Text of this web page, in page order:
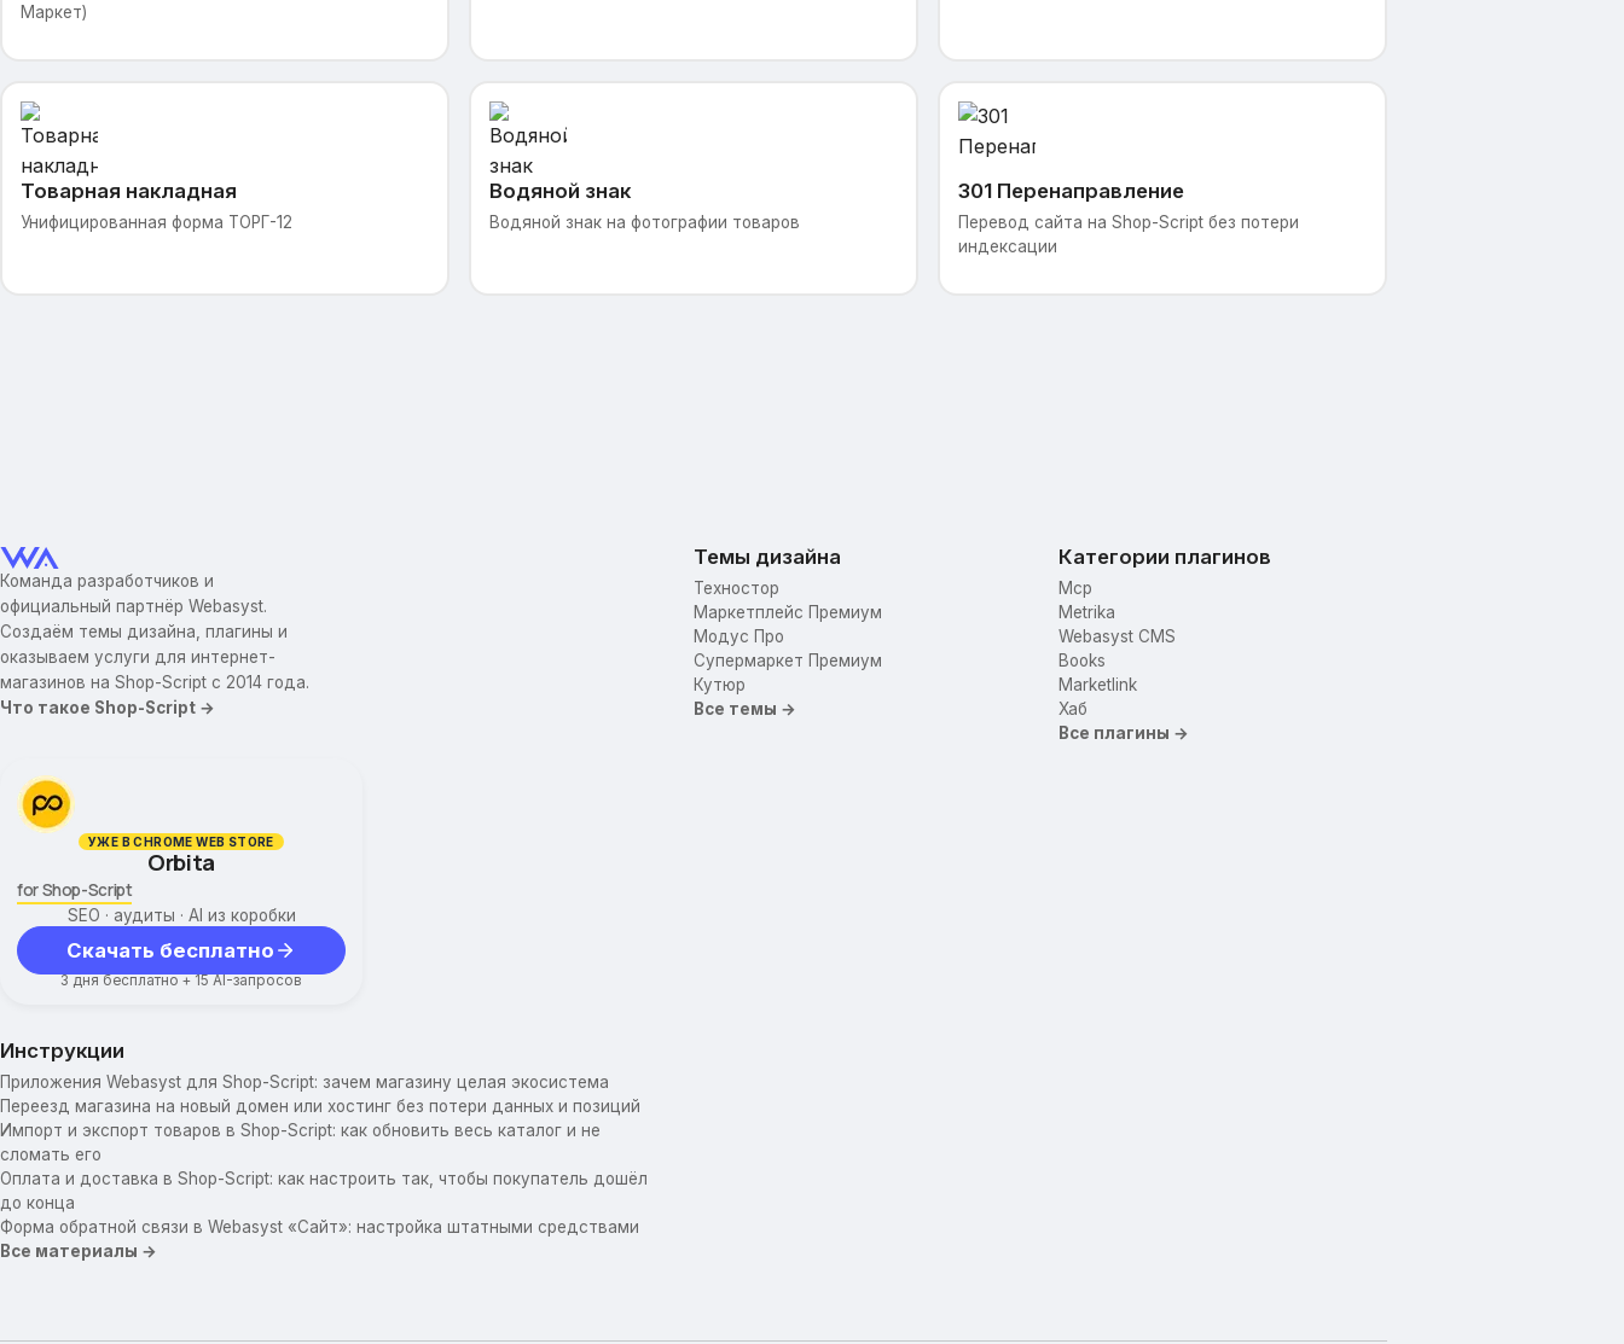
Маркет)
Товарная накладная
Унифицированная форма ТОРГ-12
Водяной знак
Водяной знак на фотографии товаров
301 Перенаправление
Перевод сайта на Shop-Script без потери
индексации
Команда разработчиков и
официальный партнёр Webasyst.
Создаём темы дизайна, плагины и
оказываем услуги для интернет-
магазинов на Shop-Script с 2014 года.
Что такое Shop-Script →
УЖЕ В CHROME WEB STORE
Orbita
for Shop-Script
SEO · аудиты · AI из коробки
Скачать бесплатно
3 дня бесплатно + 15 AI-запросов
Темы дизайна
Техностор
Маркетплейс Премиум
Модус Про
Супермаркет Премиум
Кутюр
Все темы →
Категории плагинов
Mcp
Metrika
Webasyst CMS
Books
Marketlink
Хаб
Все плагины →
Инструкции
Приложения Webasyst для Shop-Script: зачем магазину целая экосистема
Переезд магазина на новый домен или хостинг без потери данных и позиций
Импорт и экспорт товаров в Shop-Script: как обновить весь каталог и не
сломать его
Оплата и доставка в Shop-Script: как настроить так, чтобы покупатель дошёл
до конца
Форма обратной связи в Webasyst «Сайт»: настройка штатными средствами
Все материалы →